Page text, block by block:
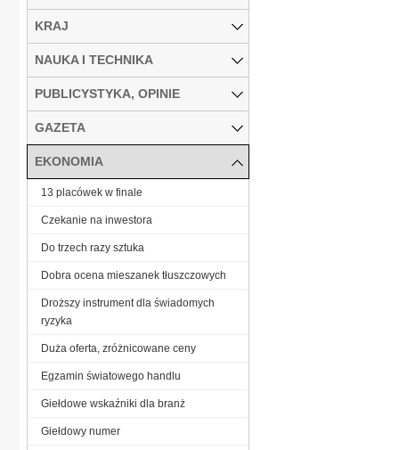
KRAJ
NAUKA I TECHNIKA
PUBLICYSTYKA, OPINIE
GAZETA
EKONOMIA
13 placówek w finale
Czekanie na inwestora
Do trzech razy sztuka
Dobra ocena mieszanek tłuszczowych
Droższy instrument dla świadomych
ryzyka
Duża oferta, zróżnicowane ceny
Egzamin światowego handlu
Giełdowe wskaźniki dla branż
Giełdowy numer